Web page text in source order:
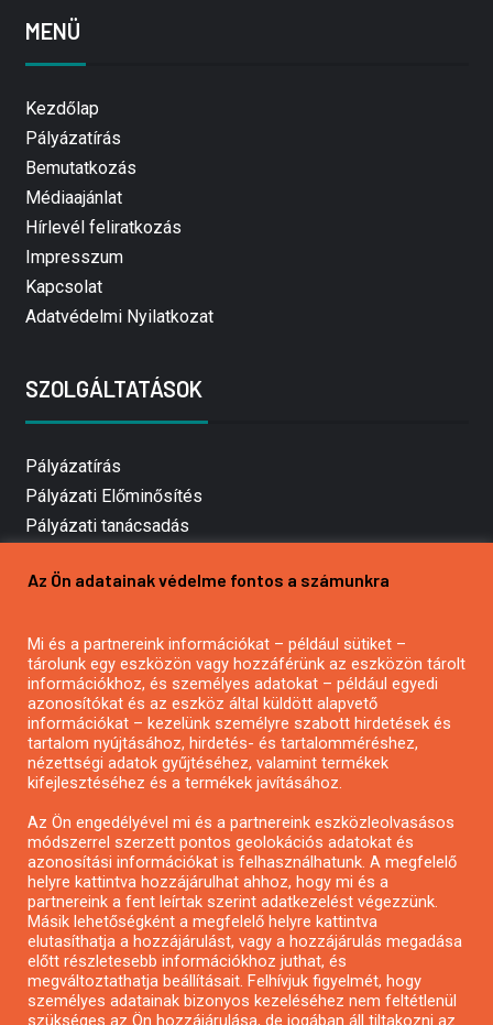
MENÜ
Kezdőlap
Pályázatírás
Bemutatkozás
Médiaajánlat
Hírlevél feliratkozás
Impresszum
Kapcsolat
Adatvédelmi Nyilatkozat
SZOLGÁLTATÁSOK
Pályázatírás
Pályázati Előminősítés
Pályázati tanácsadás
Mezőgazdasági pályázatírás
Pályázatírás civil szervezeteknek
Pályázatírás önkormányzatoknak
Pályázatfigyelés
Specifikus pályázatfigyelés vagy hírlevél
Pályázatok magánszemélyeknek
Pályázatok civil szervezeteknek
Pályázatok vállalkozásoknak
Önkormányzati pályázatok
Mezőgazdasági pályázatok
Az Ön adatainak védelme fontos a számunkra
Mi és a partnereink információkat – például sütiket –
tárolunk egy eszközön vagy hozzáférünk az eszközön tárolt
információkhoz, és személyes adatokat – például egyedi
azonosítókat és az eszköz által küldött alapvető
információkat – kezelünk személyre szabott hirdetések és
tartalom nyújtásához, hirdetés- és tartalomméréshez,
nézettségi adatok gyűjtéséhez, valamint termékek
kifejlesztéséhez és a termékek javításához.
Az Ön engedélyével mi és a partnereink eszközleolvasásos
módszerrel szerzett pontos geolokációs adatokat és
azonosítási információkat is felhasználhatunk. A megfelelő
helyre kattintva hozzájárulhat ahhoz, hogy mi és a
partnereink a fent leírtak szerint adatkezelést végezzünk.
Másik lehetőségként a megfelelő helyre kattintva
elutasíthatja a hozzájárulást, vagy a hozzájárulás megadása
előtt részletesebb információkhoz juthat, és
megváltoztathatja beállításait. Felhívjuk figyelmét, hogy
személyes adatainak bizonyos kezeléséhez nem feltétlenül
szükséges az Ön hozzájárulása, de jogában áll tiltakozni az